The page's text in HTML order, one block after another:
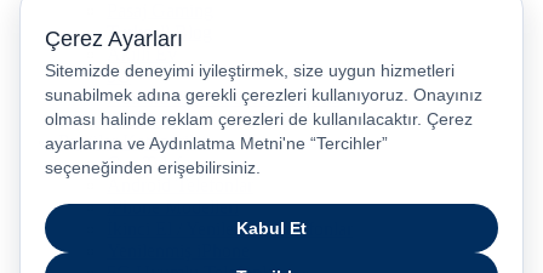
Turkcell Blog
Akıllı Ev
5G
Numara Taşıma & Hat Taşıma
Hız Testi
Popüler Kategoriler
Cep Telefonu
Android Telefonlar
iPhone Modelleri
İkinci El / Yenilenmiş Telefonlar